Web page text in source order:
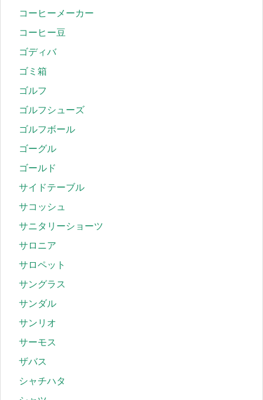
コーヒーメーカー
コーヒー豆
ゴディバ
ゴミ箱
ゴルフ
ゴルフシューズ
ゴルフボール
ゴーグル
ゴールド
サイドテーブル
サコッシュ
サニタリーショーツ
サロニア
サロペット
サングラス
サンダル
サンリオ
サーモス
ザバス
シャチハタ